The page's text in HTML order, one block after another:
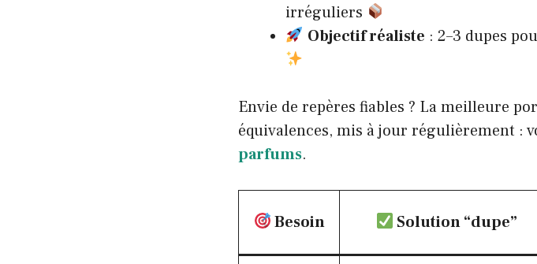
irréguliers
Objectif réaliste : 2–3 dupes
Envie de repères fiables ? La meilleure
équivalences, mis à jour régulièrement :
parfums.
Besoin Solution “dupe”